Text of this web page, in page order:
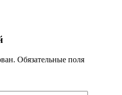
Обязательные поля